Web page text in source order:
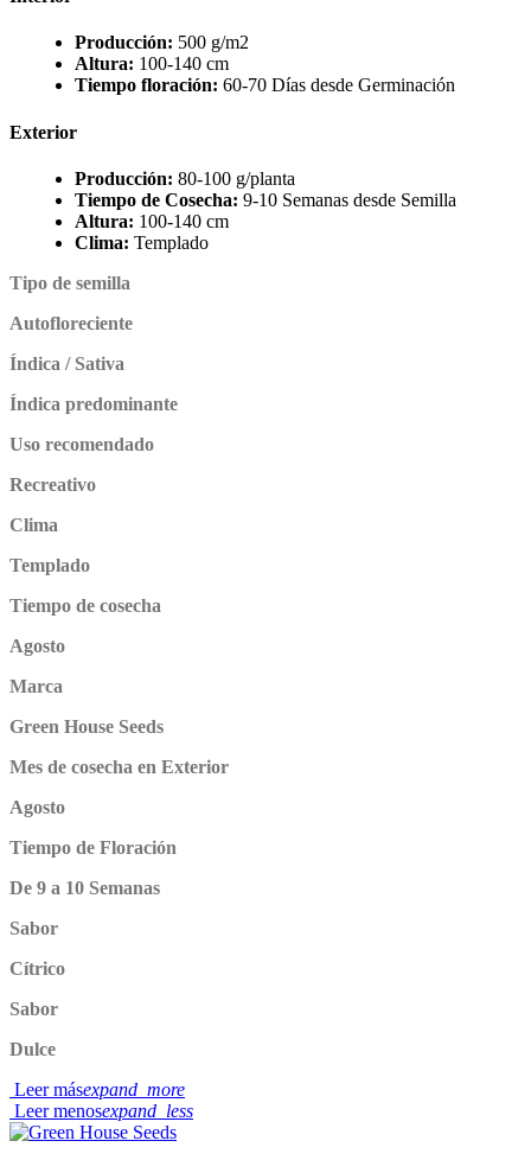
Producción: 500 g/m2
Altura: 100-140 cm
Tiempo floración: 60-70 Días desde Germinación
Exterior
Producción: 80-100 g/planta
Tiempo de Cosecha: 9-10 Semanas desde Semilla
Altura: 100-140 cm
Clima: Templado
Tipo de semilla
Autofloreciente
Índica / Sativa
Índica predominante
Uso recomendado
Recreativo
Clima
Templado
Tiempo de cosecha
Agosto
Marca
Green House Seeds
Mes de cosecha en Exterior
Agosto
Tiempo de Floración
De 9 a 10 Semanas
Sabor
Cítrico
Sabor
Dulce
Leer másexpand_more
Leer menosexpand_less